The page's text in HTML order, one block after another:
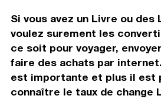
Si vous avez un Livre ou des
voulez surement les
ce soit pour voyager,
faire des achats par
est importante et plus il est
connaître le taux de change